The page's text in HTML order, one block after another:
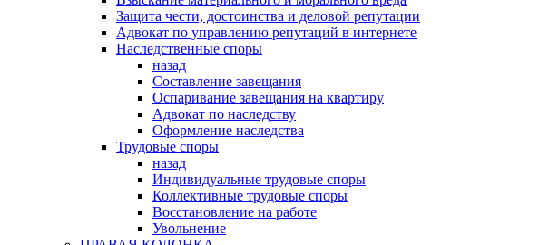
Защита чести, достоинства и деловой репутации
Адвокат по управлению репутаций в интернете
Наследственные споры
назад
Составление завещания
Оспаривание завещания на квартиру
Адвокат по наследству
Оформление наследства
Трудовые споры
назад
Индивидуальные трудовые споры
Коллективные трудовые споры
Восстановление на работе
Увольнение